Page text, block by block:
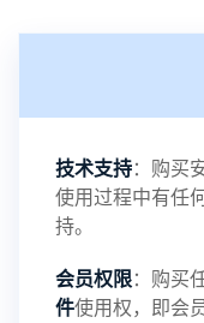
4：优化离线云储
5：优化关闭监控
录文件改为自定
技术支持：购买
使用过程中有任
持。
会员权限：购买
件使用权，即会